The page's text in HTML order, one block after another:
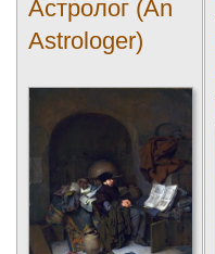
Астролог (An
Astrologer)